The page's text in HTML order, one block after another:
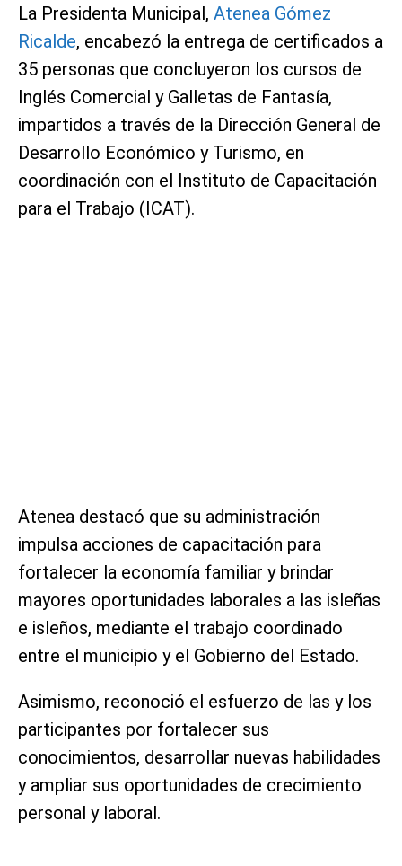
La Presidenta Municipal, Atenea Gómez
Ricalde, encabezó la entrega de certificados a
35 personas que concluyeron los cursos de
Inglés Comercial y Galletas de Fantasía,
impartidos a través de la Dirección General de
Desarrollo Económico y Turismo, en
coordinación con el Instituto de Capacitación
para el Trabajo (ICAT).
Atenea destacó que su administración
impulsa acciones de capacitación para
fortalecer la economía familiar y brindar
mayores oportunidades laborales a las isleñas
e isleños, mediante el trabajo coordinado
entre el municipio y el Gobierno del Estado.
Asimismo, reconoció el esfuerzo de las y los
participantes por fortalecer sus
conocimientos, desarrollar nuevas habilidades
y ampliar sus oportunidades de crecimiento
personal y laboral.